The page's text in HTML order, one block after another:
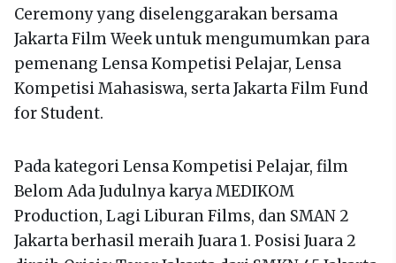
Ceremony yang diselenggarakan bersama
Jakarta Film Week untuk mengumumkan para
pemenang Lensa Kompetisi Pelajar, Lensa
Kompetisi Mahasiswa, serta Jakarta Film Fund
for Student.
Pada kategori Lensa Kompetisi Pelajar, film
Belom Ada Judulnya karya MEDIKOM
Production, Lagi Liburan Films, dan SMAN 2
Jakarta berhasil meraih Juara 1. Posisi Juara 2